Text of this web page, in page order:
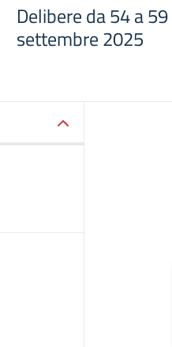
Delibere da 54 a
settembre 2025